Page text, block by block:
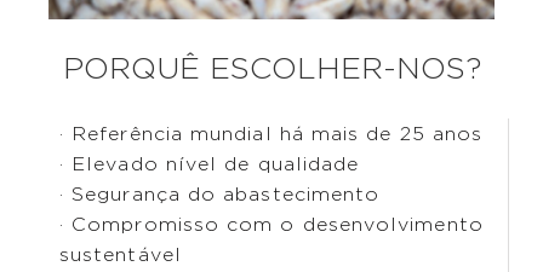
PORQUÊ ESCOLHER-NOS?
· Referência mundial há mais de 25 anos
· Elevado nível de qualidade
· Segurança do abastecimento
· Compromisso com o desenvolvimento
sustentável